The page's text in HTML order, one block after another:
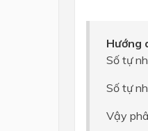
Hướng
Số tự
Số tự
Vậy